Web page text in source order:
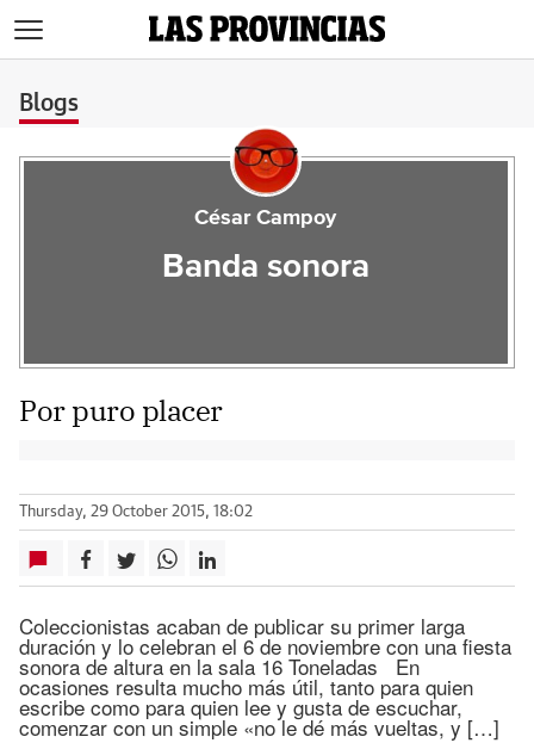
Blogs
César Campoy
Banda sonora
Por puro placer
Thursday, 29 October 2015, 18:02
Coleccionistas acaban de publicar su primer larga
duración y lo celebran el 6 de noviembre con una fiesta
sonora de altura en la sala 16 Toneladas En
ocasiones resulta mucho más útil, tanto para quien
escribe como para quien lee y gusta de escuchar,
comenzar con un simple «no le dé más vueltas, y […]